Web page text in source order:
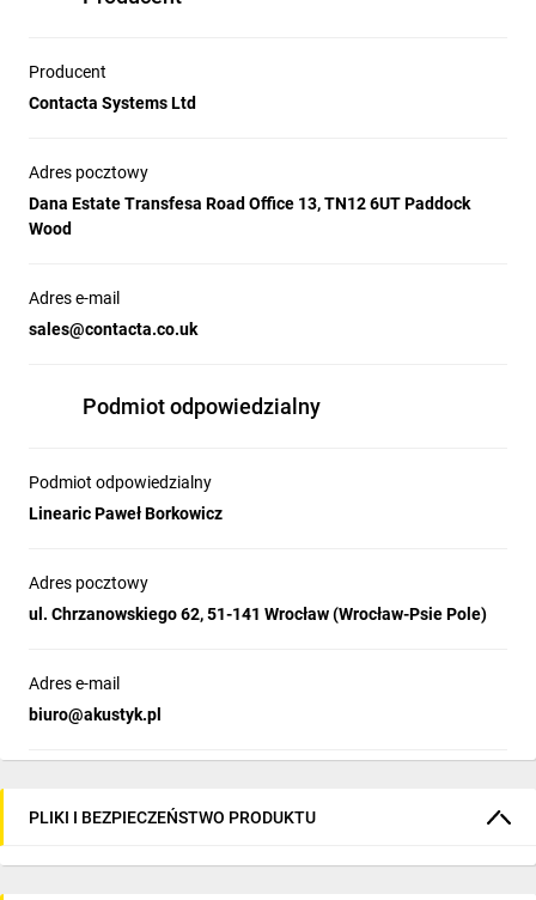
Zastosowanie: banki, urzędy, kina, punkty informacyjne,
Contacta STS-K001L-B
w których komunikacja przez barierę fizyczną musi być wyraźna,
Producent
Contacta Systems Ltd
Adres pocztowy
Dana Estate Transfesa Road Office 13, TN12 6UT Paddock
Wood
Adres e-mail
sales@contacta.co.uk
Podmiot odpowiedzialny
Podmiot odpowiedzialny
Linearic Paweł Borkowicz
Adres pocztowy
ul. Chrzanowskiego 62, 51-141 Wrocław (Wrocław-Psie Pole)
Adres e-mail
biuro@akustyk.pl
PLIKI I BEZPIECZEŃSTWO PRODUKTU